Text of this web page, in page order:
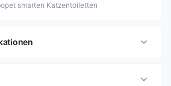
smarten Katzentoiletten